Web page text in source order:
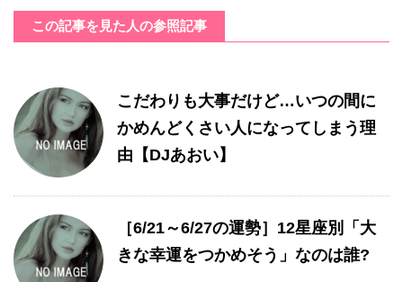
この記事を見た人の参照記事
こだわりも大事だけど…いつの間に
かめんどくさい人になってしまう理
由【DJあおい】
［6/21～6/27の運勢］12星座別「大
きな幸運をつかめそう」なのは誰?